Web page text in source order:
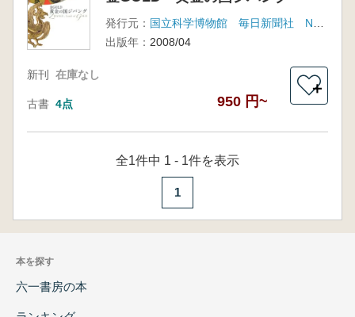
発行元：
出版年： 2008/04
新刊 在庫なし
古書 4点 950 円~
＋
全1件中 1 - 1件を表示
1
本を探す
六一書房の本